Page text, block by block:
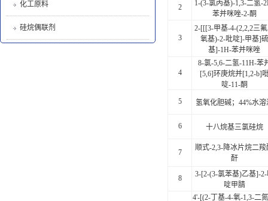
化工原料
硅烷偶联剂
2
1-(3-氯丙基)-1,3-二氢-
苯并咪唑-2-酮
3
2-[[[3-甲基-4-(2,2,2三
氧基)-2-吡啶]-甲基]硫
基]-1H-苯并咪唑
4
8-氯-5,6-二氢-11H-苯
[5,6]环庚烷并[1,2-b]
啶-11-酮
5
氢氧化胆碱；44%水溶
6 十八烷基三氯硅烷
7
顺式-2,3-降冰片烷二羧
酐
8
3-[2-(3-氯苯基)乙基]-2-
啶甲腈
4'-[(2-丁基-4-氧-1,3-二